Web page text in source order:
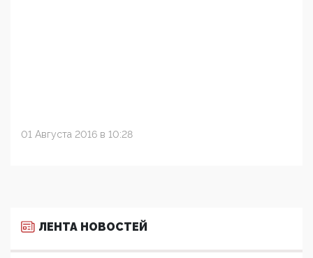
01 Августа 2016 в 10:28
ЛЕНТА НОВОСТЕЙ